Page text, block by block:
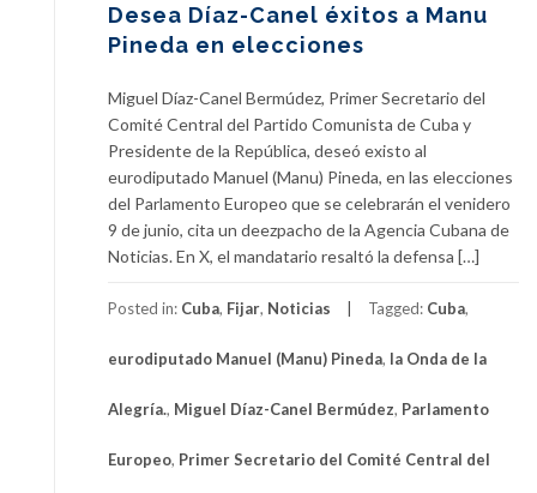
Desea Díaz-Canel éxitos a Manu
Pineda en elecciones
Miguel Díaz-Canel Bermúdez, Primer Secretario del
Comité Central del Partido Comunista de Cuba y
Presidente de la República, deseó existo al
eurodiputado Manuel (Manu) Pineda, en las elecciones
del Parlamento Europeo que se celebrarán el venidero
9 de junio, cita un deezpacho de la Agencia Cubana de
Noticias. En X, el mandatario resaltó la defensa […]
Posted in: Cuba, Fijar, Noticias Tagged: Cuba,
eurodiputado Manuel (Manu) Pineda, la Onda de la
Alegría., Miguel Díaz-Canel Bermúdez, Parlamento
Europeo, Primer Secretario del Comité Central del